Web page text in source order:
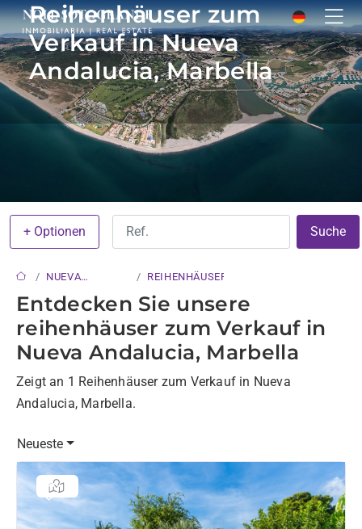
Reihenhäuser zum
Verkauf in Nueva
Andalucia, Marbella
+ Optionen Suche
NUEVA
ANDALUCIA
REIHENHÄUSER
Entdecken Sie unsere
reihenhäuser zum Verkauf in
Nueva Andalucia, Marbella
Zeigt an 1 Reihenhäuser zum Verkauf in Nueva
Andalucia, Marbella.
Neueste